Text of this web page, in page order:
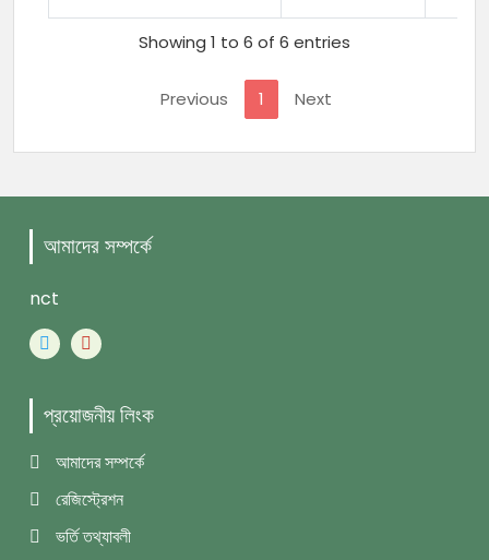
Showing 1 to 6 of 6 entries
Previous 1 Next
আমাদের সম্পর্কে
nct
প্রয়োজনীয় লিংক
আমাদের সম্পর্কে
রেজিস্ট্রেশন
ভর্তি তথ্যাবলী